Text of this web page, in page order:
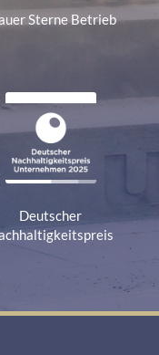
Sterne Betrieb
Deutscher